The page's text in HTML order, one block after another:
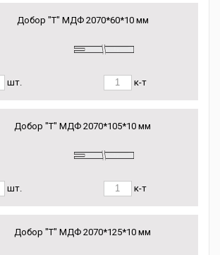
Добор "Т" МДФ 2070*60*10 мм
шт. к-т
Добор "Т" МДФ 2070*105*10 мм
шт. к-т
Добор "Т" МДФ 2070*125*10 мм